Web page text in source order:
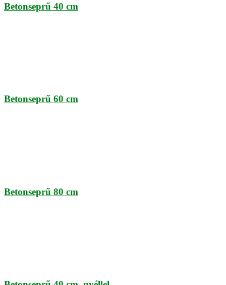
Betonseprű 40 cm
Betonseprű 60 cm
Betonseprű 80 cm